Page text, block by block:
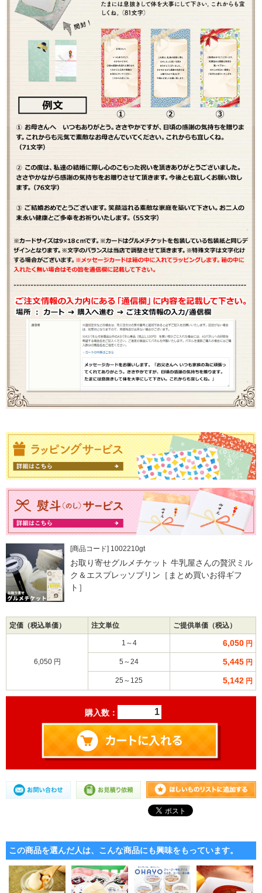
[商品コード] 1002210gt
お取り寄せグルメチケット 牛乳屋さんの贅沢ミル
ク＆エスプレッソプリン［まとめ買いお得ギフ
ト］
定価（税込単価） 注文単位 ご提供単価（税込）
6,050 円
1～4 6,050 円
5～24 5,445 円
25～125 5,142 円
購入数：
この商品を選んだ人は、こんな商品にも興味をもっています。